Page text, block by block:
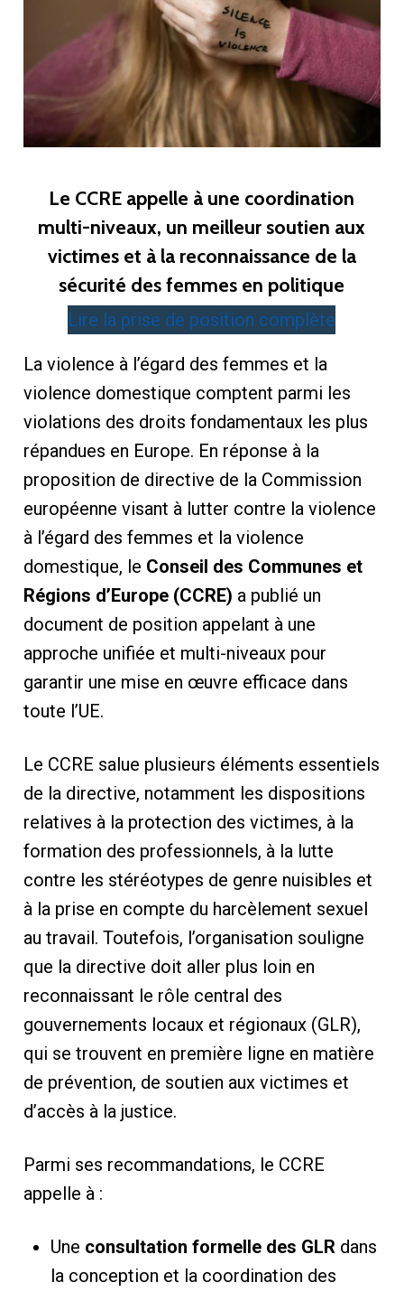
Le CCRE appelle à une coordination
multi-niveaux, un meilleur soutien aux
victimes et à la reconnaissance de la
sécurité des femmes en politique
Lire la prise de position complète
La violence à l’égard des femmes et la
violence domestique comptent parmi les
violations des droits fondamentaux les plus
répandues en Europe. En réponse à la
proposition de directive de la Commission
européenne visant à lutter contre la violence
à l’égard des femmes et la violence
domestique, le Conseil des Communes et
Régions d’Europe (CCRE) a publié un
document de position appelant à une
approche unifiée et multi-niveaux pour
garantir une mise en œuvre efficace dans
toute l’UE.
Le CCRE salue plusieurs éléments essentiels
de la directive, notamment les dispositions
relatives à la protection des victimes, à la
formation des professionnels, à la lutte
contre les stéréotypes de genre nuisibles et
à la prise en compte du harcèlement sexuel
au travail. Toutefois, l’organisation souligne
que la directive doit aller plus loin en
reconnaissant le rôle central des
gouvernements locaux et régionaux (GLR),
qui se trouvent en première ligne en matière
de prévention, de soutien aux victimes et
d’accès à la justice.
Parmi ses recommandations, le CCRE
appelle à :
Une consultation formelle des GLR dans
la conception et la coordination des